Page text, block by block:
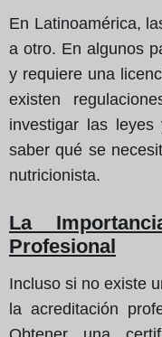
En Latinoamérica,
a otro. En algunos
y requiere una
existen
investigar las
saber qué se
nutricionista.
La
Profesional
Incluso si no existe
la acreditación